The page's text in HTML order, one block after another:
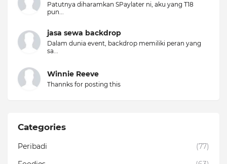
Patutnya diharamkan SPaylater ni, aku yang T18
pun...
jasa sewa backdrop
Dalam dunia event, backdrop memiliki peran yang
sa...
Winnie Reeve
Thannks for posting this
Categories
Peribadi
(77)